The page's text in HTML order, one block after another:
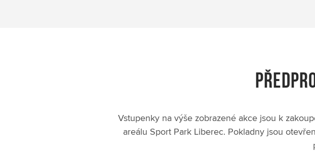
Vstupenky na výše zobrazené akce jsou k
areálu Sport Park Liberec. Pokladny jsou